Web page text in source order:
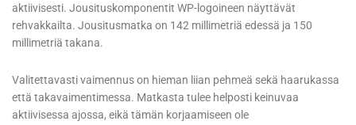
aktiivisesti. Jousituskomponentit WP-logoineen näyttävät
rehvakkailta. Jousitusmatka on 142 millimetriä edessä ja 150
millimetriä takana.
Valitettavasti vaimennus on hieman liian pehmeä sekä haarukassa
että takavaimentimessa. Matkasta tulee helposti keinuvaa
aktiivisessa ajossa, eikä tämän korjaamiseen ole